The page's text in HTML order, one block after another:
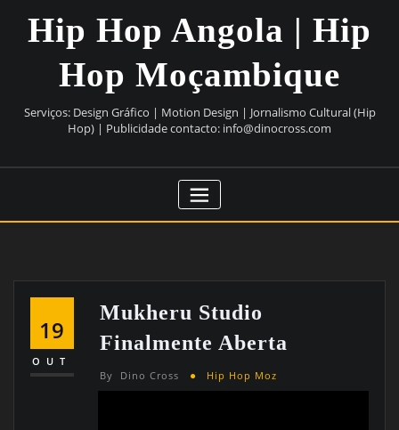
Hip Hop Angola | Hip
Hop Moçambique
Serviços: Design Gráfico | Motion Design | Jornalismo Cultural (Hip
Hop) | Publicidade contacto: info@dinocross.com
19
OUT
Mukheru Studio
Finalmente Aberta
By Dino Cross Hip Hop Moz